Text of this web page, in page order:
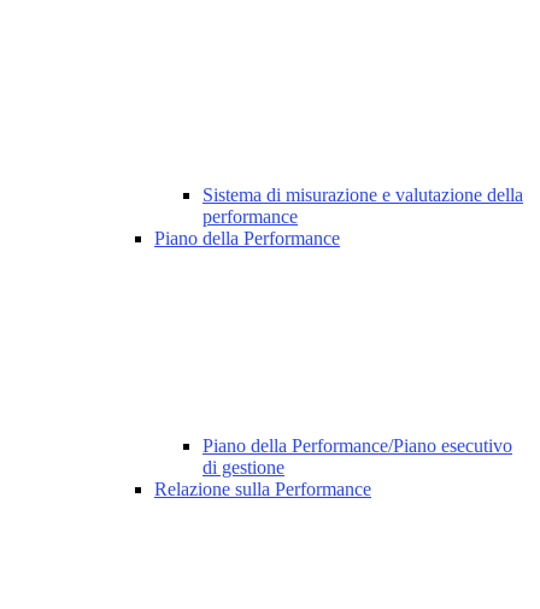
Sistema di misurazione e valutazione della
performance
Piano della Performance
Piano della Performance/Piano esecutivo
di gestione
Relazione sulla Performance